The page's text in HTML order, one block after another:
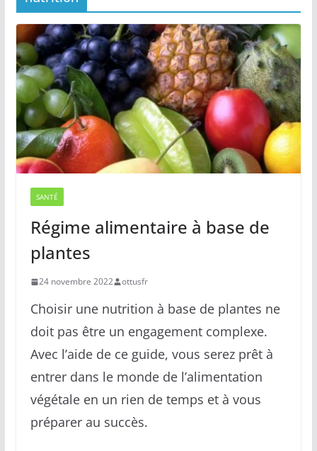
SANTÉ
Régime alimentaire à base de
plantes
24 novembre 2022 ottusfr
Choisir une nutrition à base de plantes ne
doit pas être un engagement complexe.
Avec l’aide de ce guide, vous serez prêt à
entrer dans le monde de l’alimentation
végétale en un rien de temps et à vous
préparer au succès.